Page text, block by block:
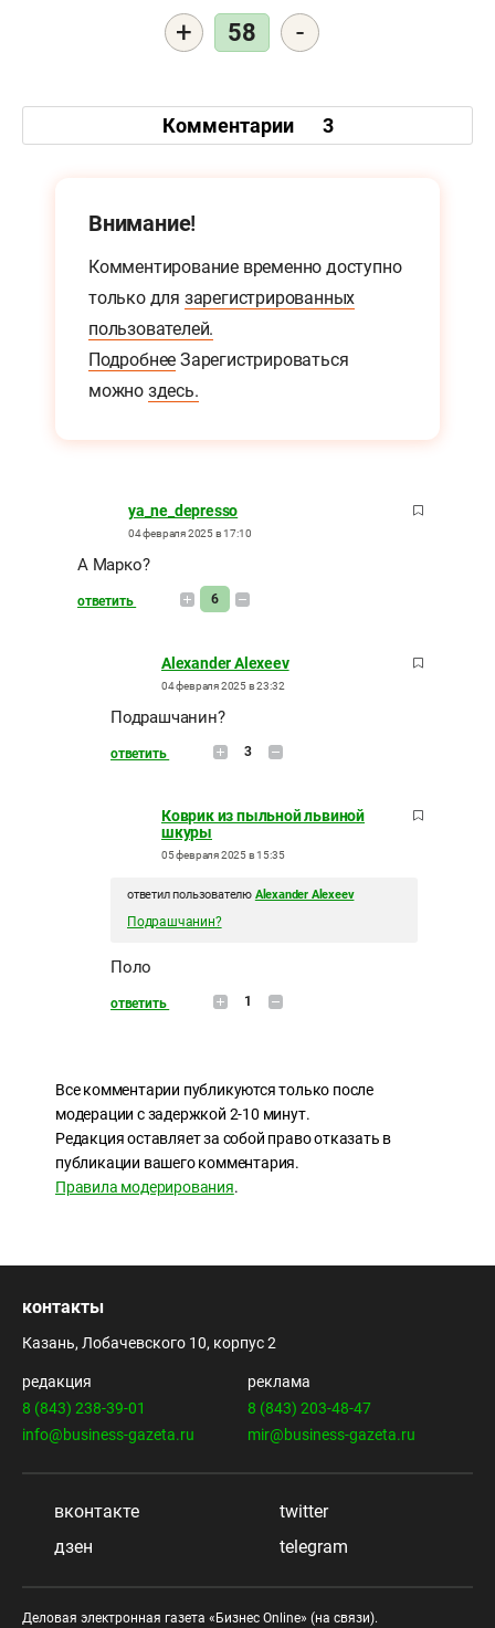
+ 58 -
Комментарии 3
Внимание!
Комментирование временно доступно
только для зарегистрированных
пользователей.
Подробнее Зарегистрироваться
можно здесь.
ya_ne_depresso
04 февраля 2025 в 17:10
А Марко?
ответить 6
Alexander Alexeev
04 февраля 2025 в 23:32
Подрашчанин?
ответить 3
Коврик из пыльной львиной
шкуры
05 февраля 2025 в 15:35
ответил пользователю Alexander Alexeev
Подрашчанин?
Поло
ответить 1
Все комментарии публикуются только после
модерации с задержкой 2-10 минут.
Редакция оставляет за собой право отказать в
публикации вашего комментария.
Правила модерирования.
контакты
Казань, Лобачевского 10, корпус 2
редакция
8 (843) 238-39-01
info@business-gazeta.ru
реклама
8 (843) 203-48-47
mir@business-gazeta.ru
вконтакте
twitter
дзен
telegram
Деловая электронная газета «Бизнес Online» (на связи).